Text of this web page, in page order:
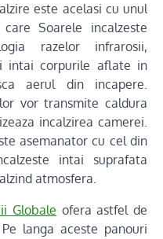
este acelasi cu unul
Soarele incalzeste
razelor infrarosii,
intai corpurile aflate in
aerul din incapere.
vor transmite caldura
incalzirea camerei.
asemanator cu cel din
intai suprafata
atmosfera.
Globale ofera astfel de
langa aceste panouri